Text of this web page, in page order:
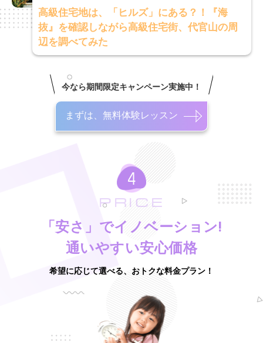
高級住宅地は、「ヒルズ」にある？！『海
抜』を確認しながら高級住宅街、代官山の周
辺を調べてみた
今なら期間限定キャンペーン実施中！
まずは、無料体験レッスン
PRICE
「安さ」でイノベーション!
通いやすい安心価格
希望に応じて選べる、おトクな料金プラン！